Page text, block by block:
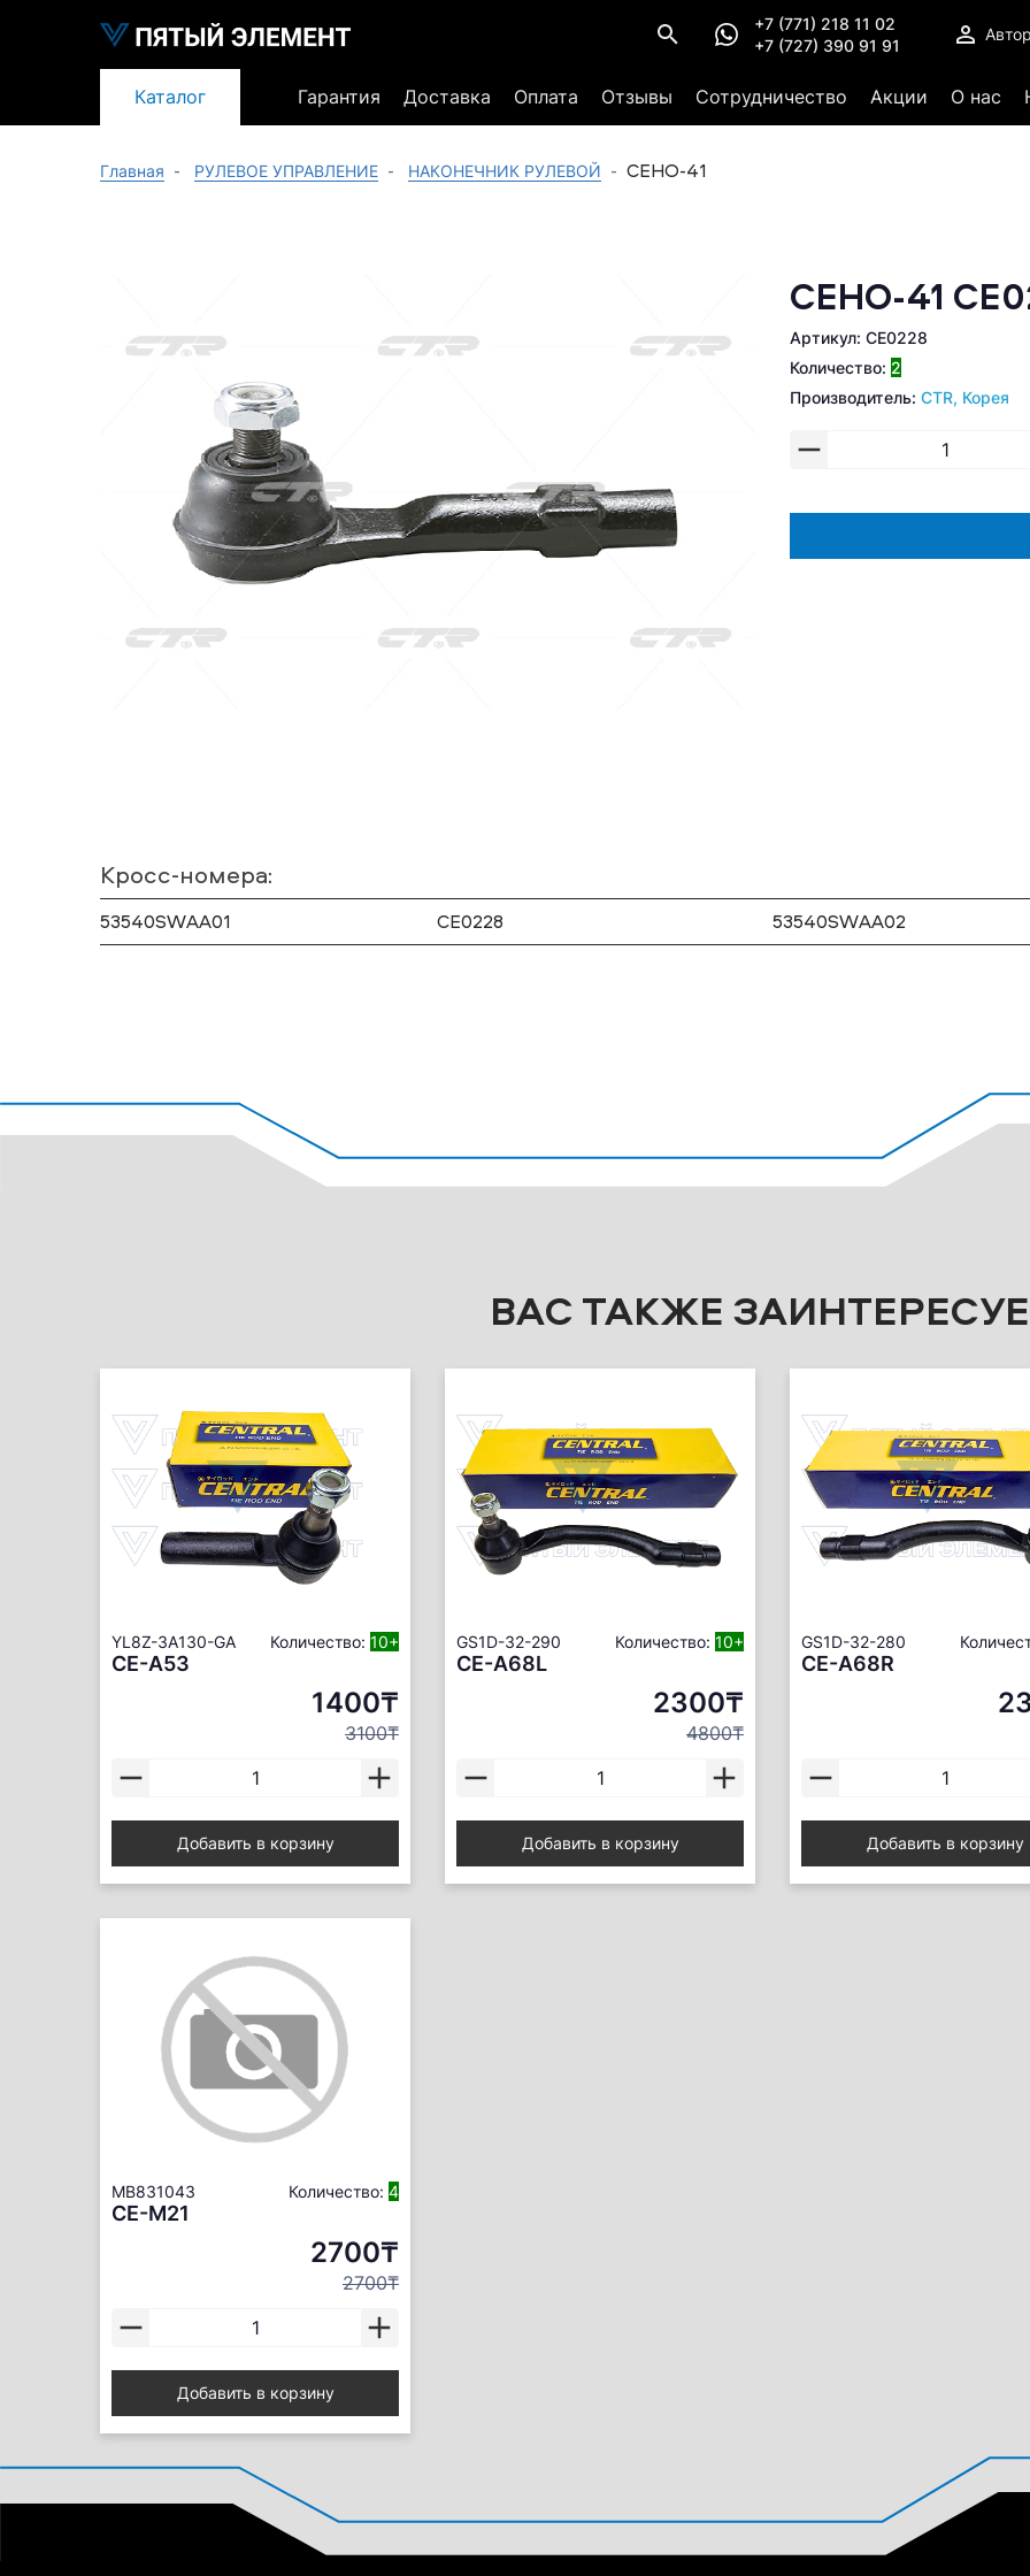
+7 (771) 218 11 02
+7 (727) 390 91 91
Каталог Гарантия Доставка Оплата Отзывы Сотрудничество Акции О нас
Главная РУЛЕВОЕ УПРАВЛЕНИЕ НАКОНЕЧНИК РУЛЕВОЙ CEHO-41
CEHO-41
Артикул: CE0228
Количество: 2
Производитель: CTR, Корея
Кросс-номера:
53540SWAA01 CE0228 53540SWAA02
ВАС ТАКЖЕ
YL8Z-3A130-GA Количество: 10+
CE-A53
1400₸
3100₸
Добавить в корзину
GS1D-32-290 Количество: 10+
CE-A68L
2300₸
4800₸
Добавить в корзину
GS1D-32-280
CE-A68R
Добавить в корзину
MB831043 Количество: 4
CE-M21
2700₸
2700₸
Добавить в корзину